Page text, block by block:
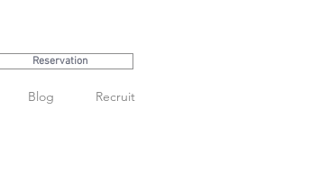
Reservation
Blog Recruit